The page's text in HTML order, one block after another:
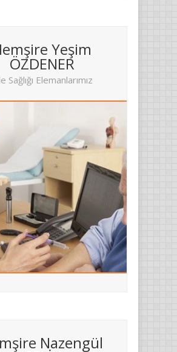
Yeşim
ÖZDENER
Sağlığı Elemanlarımız
Nazengül